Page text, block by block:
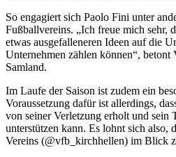
So engagiert sich Paolo Fini unter
Fußballvereins. „Ich freue mich sehr,
etwas ausgefalleneren Ideen auf die
Unternehmen zählen können“,
Samland.
Im Laufe der Saison ist zudem ein
Voraussetzung dafür ist allerdings,
von seiner Verletzung erholt und sein
unterstützen kann. Es lohnt sich also,
Vereins (@vfb_kirchhellen) im Blick